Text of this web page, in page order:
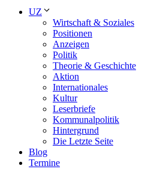
UZ
Wirtschaft & Soziales
Positionen
Anzeigen
Politik
Theorie & Geschichte
Aktion
Internationales
Kultur
Leserbriefe
Kommunalpolitik
Hintergrund
Die Letzte Seite
Blog
Termine